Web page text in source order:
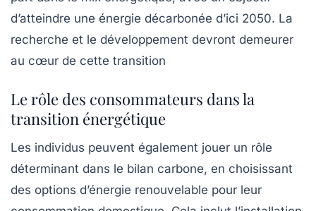
d’atteindre une énergie décarbonée d’ici 2050. La
recherche et le développement devront demeurer
au cœur de cette transition
Le rôle des consommateurs dans la
transition énergétique
Les individus peuvent également jouer un rôle
déterminant dans le bilan carbone, en choisissant
des options d’énergie renouvelable pour leur